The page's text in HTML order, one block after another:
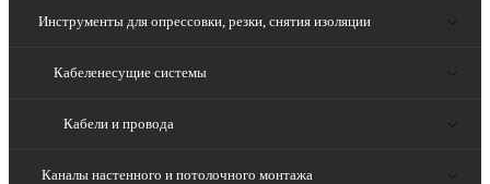
Инструменты для опрессовки, резки, снятия изоляции
Кабеленесущие системы
Кабели и провода
Каналы настенного и потолочного монтажа